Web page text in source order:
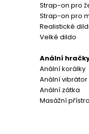
Strap-on pro
Strap-on pro
Realistické
Velké dildo
Anální
Anální korálky
Anální vibrátor
Anální zátka
Masážní